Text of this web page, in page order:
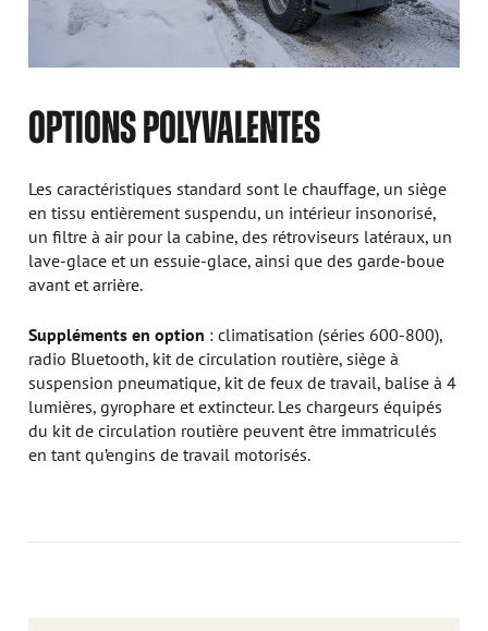
OPTIONS POLYVALENTES
Les caractéristiques standard sont le chauffage, un siège
en tissu entièrement suspendu, un intérieur insonorisé,
un filtre à air pour la cabine, des rétroviseurs latéraux, un
lave-glace et un essuie-glace, ainsi que des garde-boue
avant et arrière.
Suppléments en option : climatisation (séries 600-800),
radio Bluetooth, kit de circulation routière, siège à
suspension pneumatique, kit de feux de travail, balise à 4
lumières, gyrophare et extincteur. Les chargeurs équipés
du kit de circulation routière peuvent être immatriculés
en tant qu’engins de travail motorisés.